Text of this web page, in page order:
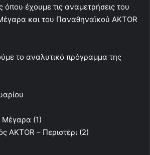
έχουμε τις αναμετρήσεις του
και του Παναθηναϊκού AKTOR
το αναλυτικό πρόγραμμα της
Μέγαρα (1)
AKTOR – Περιστέρι (2)